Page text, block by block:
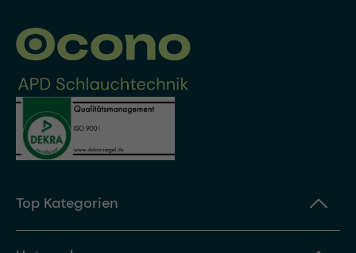
Top Kategorien